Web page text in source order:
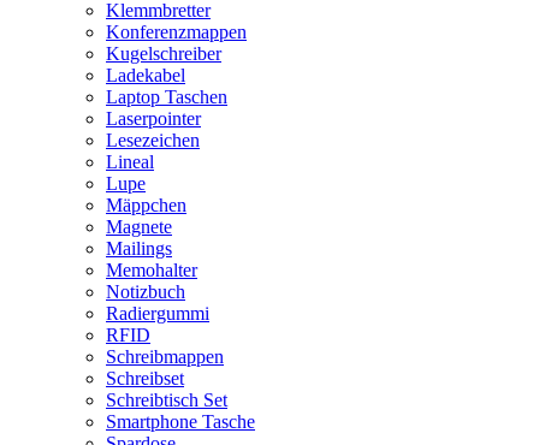
Klemmbretter
Konferenzmappen
Kugelschreiber
Ladekabel
Laptop Taschen
Laserpointer
Lesezeichen
Lineal
Lupe
Mäppchen
Magnete
Mailings
Memohalter
Notizbuch
Radiergummi
RFID
Schreibmappen
Schreibset
Schreibtisch Set
Smartphone Tasche